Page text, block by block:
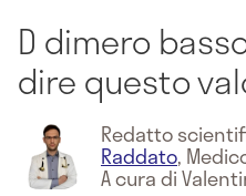
D dimero
dire questo
Redatto
Raddato,
A cura di